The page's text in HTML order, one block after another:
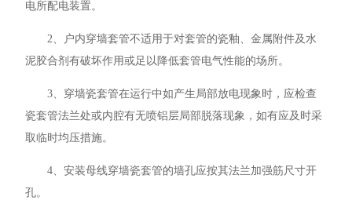
电所配电装置。
2、户内穿墙套管不适用于对套管的瓷釉、金属附件及水
泥胶合剂有破坏作用或足以降低套管电气性能的场所。
3、穿墙瓷套管在运行中如产生局部放电现象时，应检查
瓷套管法兰处或内腔有无喷铝层局部脱落现象，如有应及时采
取临时均压措施。
4、安装母线穿墙瓷套管的墙孔应按其法兰加强筋尺寸开
孔。